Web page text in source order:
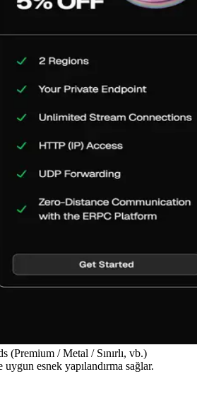
(Premium / Metal / Sınırlı, vb.)
esnek yapılandırma sağlar.